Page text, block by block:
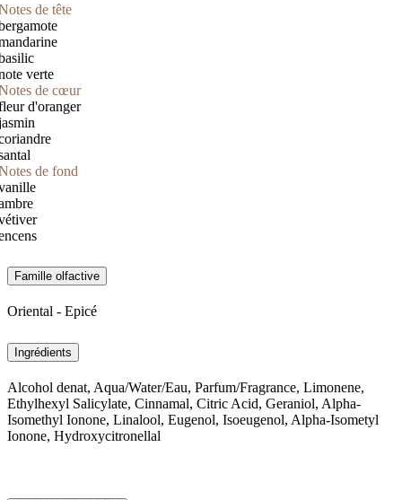
de tête
verte
de cœur
d'oranger
de fond
Famille olfactive
Oriental - Epicé
Ingrédients
Alcohol denat, Aqua/Water/Eau, Parfum/Fragrance, Limonene,
Ethylhexyl Salicylate, Cinnamal, Citric Acid, Geraniol, Alpha-
Isomethyl Ionone, Linalool, Eugenol, Isoeugenol, Alpha-Isometyl
Ionone, Hydroxycitronellal